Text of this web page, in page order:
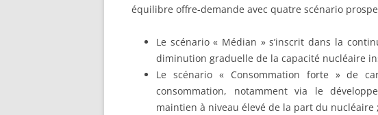
équilibre offre-demande avec quatre scénario
Le scénario « Médian » s’inscrit dans la
diminution graduelle de la capacité nucléaire
Le scénario « Consommation forte » de
consommation, notamment via le
maintien à niveau élevé de la part du nucléaire ;